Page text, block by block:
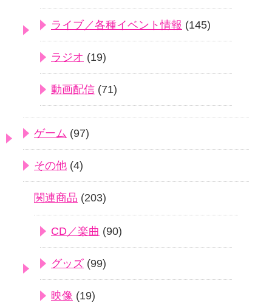
ライブ／各種イベント情報 (145)
ラジオ (19)
動画配信 (71)
ゲーム (97)
その他 (4)
関連商品 (203)
CD／楽曲 (90)
グッズ (99)
映像 (19)